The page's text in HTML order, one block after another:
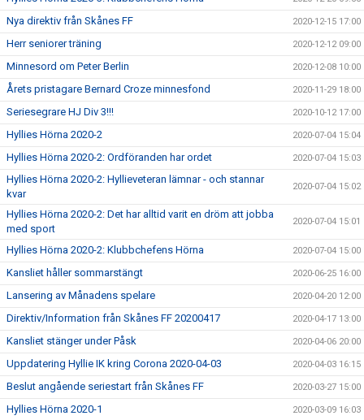
Nya direktiv från Skånes FF 2020-12-15 17:00
Herr seniorer träning 2020-12-12 09:00
Minnesord om Peter Berlin 2020-12-08 10:00
Årets pristagare Bernard Croze minnesfond 2020-11-29 18:00
Seriesegrare HJ Div 3!!! 2020-10-12 17:00
Hyllies Hörna 2020-2 2020-07-04 15:04
Hyllies Hörna 2020-2: Ordföranden har ordet 2020-07-04 15:03
Hyllies Hörna 2020-2: Hyllieveteran lämnar - och stannar
kvar
2020-07-04 15:02
Hyllies Hörna 2020-2: Det har alltid varit en dröm att jobba
med sport
2020-07-04 15:01
Hyllies Hörna 2020-2: Klubbchefens Hörna 2020-07-04 15:00
Kansliet håller sommarstängt 2020-06-25 16:00
Lansering av Månadens spelare 2020-04-20 12:00
Direktiv/Information från Skånes FF 20200417 2020-04-17 13:00
Kansliet stänger under Påsk 2020-04-06 20:00
Uppdatering Hyllie IK kring Corona 2020-04-03 2020-04-03 16:15
Beslut angående seriestart från Skånes FF 2020-03-27 15:00
Hyllies Hörna 2020-1 2020-03-09 16:03